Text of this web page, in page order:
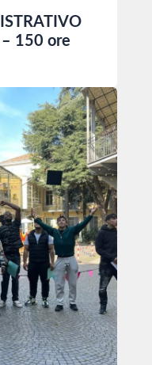
– 150 ore